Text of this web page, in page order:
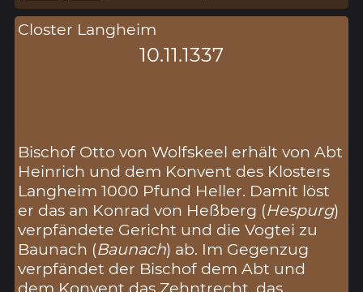
Closter Langheim
10.11.1337
Bischof Otto von Wolfskeel erhält von Abt
Heinrich und dem Konvent des Klosters
Langheim 1000 Pfund Heller. Damit löst
er das an Konrad von Heßberg (Hespurg)
verpfändete Gericht und die Vogtei zu
Baunach (Baunach) ab. Im Gegenzug
verpfändet der Bischof dem Abt und
dem Konvent das Zehntrecht, das